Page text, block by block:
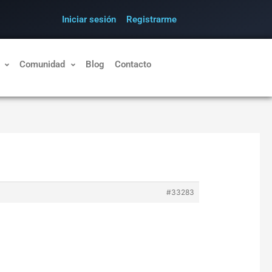
Iniciar sesión Registrarme
Comunidad Blog Contacto
#33283